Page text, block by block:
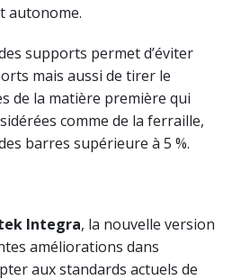
autonome.
supports permet d’éviter
mais aussi de tirer le
de la matière première qui
comme de la ferraille,
barres supérieure à 5 %.
Integra, la nouvelle version
améliorations dans
aux standards actuels de